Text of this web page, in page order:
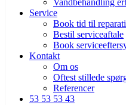
Vandbehandling
Service
Book tid til
Bestil serviceaftale
Book
Kontakt
Om os
Oftest stillede
Referencer
53 53 53 43